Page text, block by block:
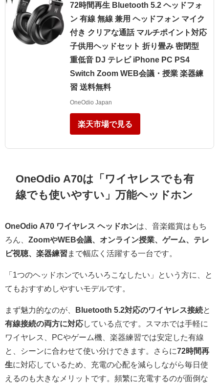
72時間再生 Bluetooth 5.2 ヘッドフォ
ン 有線 無線 兼用 ヘッドフォン マイク
付き クリアな通話 マルチポイント対応
子供用ヘッドセット 折り畳み 密閉型
重低音 DJ テレビ iPhone PC PS4
Switch Zoom WEB会議・授業 楽器練
習 送料無料
OneOdio Japan
楽天市場で見る
OneOdio A70は「ワイヤレスでも有
線でも使いやすい」万能ヘッドホン
OneOdio A70 ワイヤレス ヘッドホンは、音楽鑑賞はもち
ろん、 ZoomやWEB会議、オンライン授業、ゲーム、テレ
ビ視聴、楽器練習 まで幅広く活躍する一台です。
「1つのヘッドホンでいろいろこなしたい」という方に、と
てもおすすめしやすいモデルです。
まず魅力的なのが、 Bluetooth 5.2対応のワイヤレス接続と
有線接続の両方に対応している点です。スマホでは手軽に
ワイヤレス、PCやゲーム機、楽器練習では安定した有線
と、シーンに合わせて使い分けできます。さらに72時間再
生に対応しているため、充電の心配を減らしながら毎日使
えるのも大きなメリットです。頻繁に充電するのが面倒な